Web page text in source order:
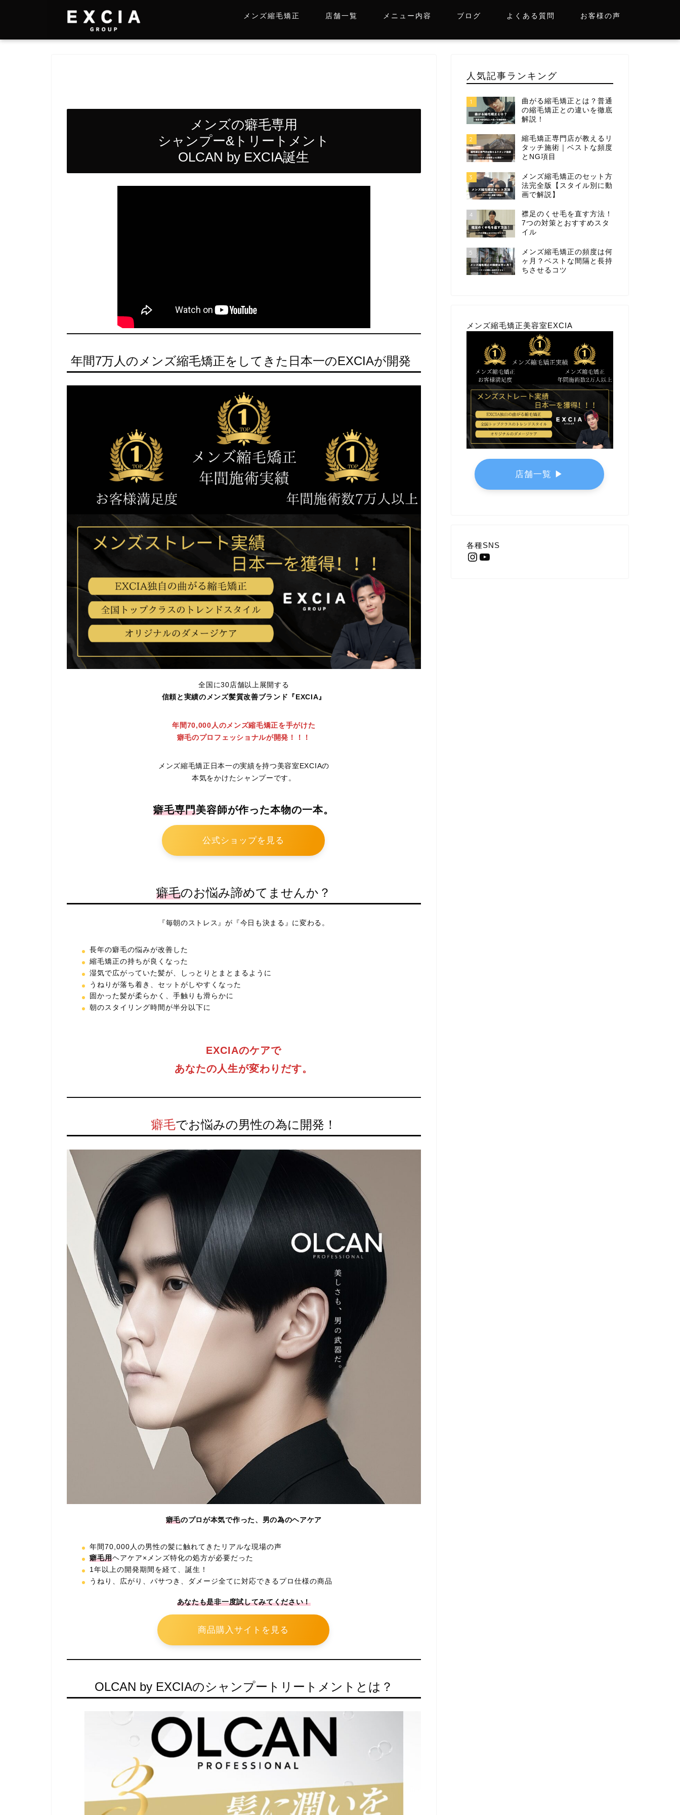
メンズ縮毛矯正 店舗一覧 メニュー内容 ブログ よくある質問 お客様の声
メンズの癖毛専用
シャンプー&トリートメント
OLCAN by EXCIA誕生
年間7万人のメンズ縮毛矯正をしてきた日本一のEXCIAが開発
全国に30店舗以上展開する
信頼と実績のメンズ髪質改善ブランド『EXCIA』
年間70,000人のメンズ縮毛矯正を手がけた
癖毛のプロフェッショナルが開発！！！
メンズ縮毛矯正日本一の実績を持つ美容室EXCIAの
本気をかけたシャンプーです。
癖毛専門美容師が作った本物の一本。
公式ショップを見る
癖毛のお悩み諦めてませんか？
『毎朝のストレス』が『今日も決まる』に変わる。
長年の癖毛の悩みが改善した
縮毛矯正の持ちが良くなった
湿気で広がっていた髪が、しっとりとまとまるように
うねりが落ち着き、セットがしやすくなった
固かった髪が柔らかく、手触りも滑らかに
朝のスタイリング時間が半分以下に
EXCIAのケアで
あなたの人生が変わりだす。
癖毛でお悩みの男性の為に開発！
癖毛のプロが本気で作った、男の為のヘアケア
年間70,000人の男性の髪に触れてきたリアルな現場の声
癖毛用ヘアケア×メンズ特化の処方が必要だった
1年以上の開発期間を経て、誕生！
うねり、広がり、パサつき、ダメージ全てに対応できるプロ仕様の商品
あなたも是非一度試してみてください！
商品購入サイトを見る
OLCAN by EXCIAのシャンプートリートメントとは？
人気記事ランキング
1
曲がる縮毛矯正とは？普通
の縮毛矯正との違いを徹底
解説！
2
縮毛矯正専門店が教えるリ
タッチ施術｜ベストな頻度
とNG項目
3
メンズ縮毛矯正のセット方
法完全版【スタイル別に動
画で解説】
4
襟足のくせ毛を直す方法！
7つの対策とおすすめスタ
イル
5
メンズ縮毛矯正の頻度は何
ヶ月？ベストな間隔と長持
ちさせるコツ
メンズ縮毛矯正美容室EXCIA
店舗一覧 ▶︎
各種SNS